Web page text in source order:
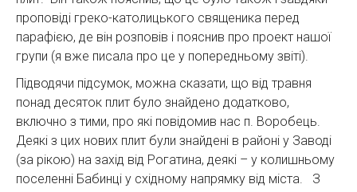
проповіді греко-католицького священика перед
парафією, де він розповів і пояснив про проект нашої
групи (я вже писала про це у попередньому звіті).
Підводячи підсумок, можна сказати, що від травня
понад десяток плит було знайдено додатково,
включно з тими, про які повідомив нас п. Воробець.
Деякі з цих нових плит були знайдені в районі у Заводі
(за рікою) на захід від Рогатина, деякі – у колишньому
поселенні Бабинці у східному напрямку від міста. З